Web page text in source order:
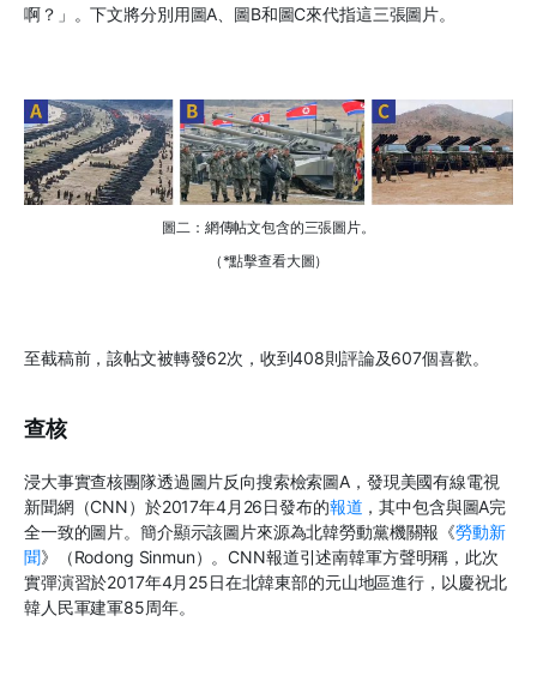
啊？」。下文將分別用圖A、圖B和圖C來代指這三張圖片。
圖二：網傳帖文包含的三張圖片。
（*點擊查看大圖）
至截稿前，該帖文被轉發62次，收到408則評論及607個喜歡。
查核
浸大事實查核團隊透過圖片反向搜索檢索圖A，發現美國有線電視
新聞網（CNN）於2017年4月26日發布的報道 ，其中包含與圖A完
全一致的圖片。簡介顯示該圖片來源為北韓勞動黨機關報《勞動新
聞》（Rodong Sinmun）。CNN報道引述南韓軍方聲明稱，此次
實彈演習於2017年4月25日在北韓東部的元山地區進行，以慶祝北
韓人民軍建軍85周年。